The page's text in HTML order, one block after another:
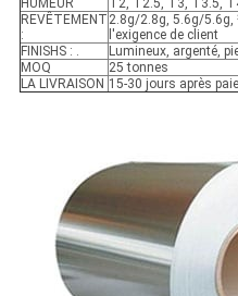
HUMEUR
T2, T2.5, T3, T3.5,
REVÊTEMENT
:
2.8g/2.8g, 5.6g/5.6g,
l'exigence de client
FINISHS : .
Lumineux, argenté,
MOQ
25 tonnes
LA LIVRAISON 15-30 jours après